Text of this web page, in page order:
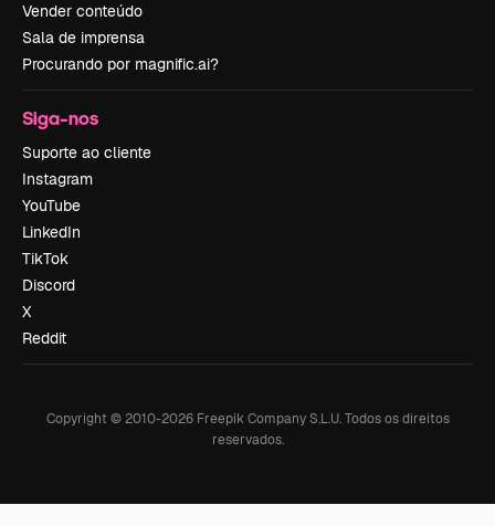
Vender conteúdo
Sala de imprensa
Procurando por magnific.ai?
Siga-nos
Suporte ao cliente
Instagram
YouTube
LinkedIn
TikTok
Discord
X
Reddit
Copyright © 2010-2026Freepik Company S.L.U. Todos os direitos
reservados.